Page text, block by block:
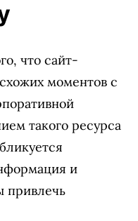
что сайт-
моментов с
такого ресурса
и
привлечь